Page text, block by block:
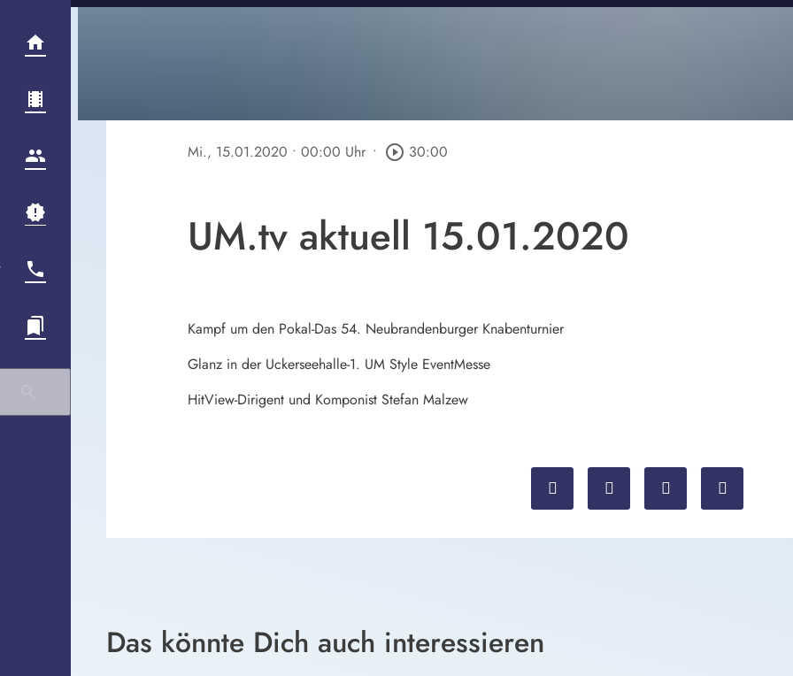
Mi., 15.01.2020 • 00:00 Uhr • play_circle_outline 30:00
UM.tv aktuell 15.01.2020
Kampf um den Pokal-Das 54. Neubrandenburger Knabenturnier
Glanz in der Uckerseehalle-1. UM Style EventMesse
HitView-Dirigent und Komponist Stefan Malzew
Das könnte Dich auch interessieren